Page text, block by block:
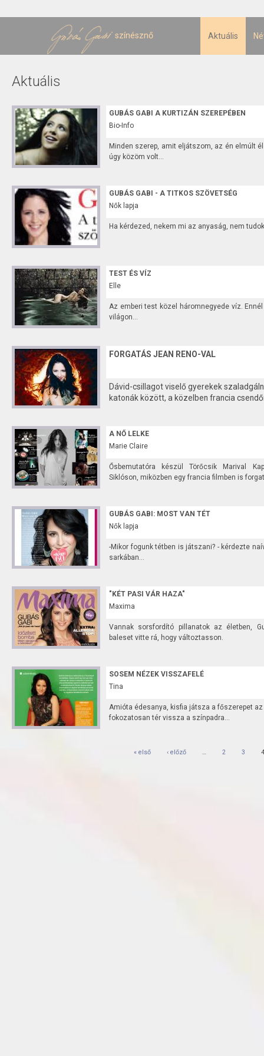
színésznő Aktuális
Aktuális
GUBÁS GABI A KURTIZÁN SZEREPÉBEN
Bio-Info
Minden szerep, amit eljátszom, az én elmúlt
úgy közöm volt...
GUBÁS GABI - A TITKOS SZÖVETSÉG
Nők lapja
Ha kérdezed, nekem mi az anyaság, nem
TEST ÉS VÍZ
Elle
Az emberi test közel háromnegyede víz.
világon...
FORGATÁS JEAN RENO-VAL
Dávid-csillagot viselő gyerekek
katonák között, a közelben francia
A NŐ LELKE
Marie Claire
Ősbemutatóra készül Törőcsik Marival
Siklóson, miközben egy francia filmben is
GUBÁS GABI: MOST VAN TÉT
Nők lapja
-Mikor fogunk tétben is játszani? - kérdezte
sarkában...
"KÉT PASI VÁR HAZA"
Maxima
Vannak sorsfordító pillanatok az életben,
baleset vitte rá, hogy változtasson.
SOSEM NÉZEK VISSZAFELÉ
Tina
Amióta édesanya, kisfia játsza a főszerepet
fokozatosan tér vissza a színpadra...
« első ‹ előző … 2 3